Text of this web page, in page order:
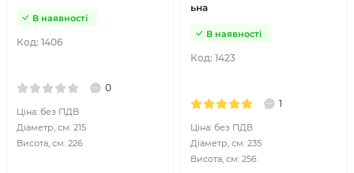
Код: 1406
В наявності
0
Ціна: без ПДВ
Діаметр, см: 215
Висота, см: 226
ьна
Код: 1423
В наявності
1
Ціна: без ПДВ
Діаметр, см: 235
Висота, см: 256